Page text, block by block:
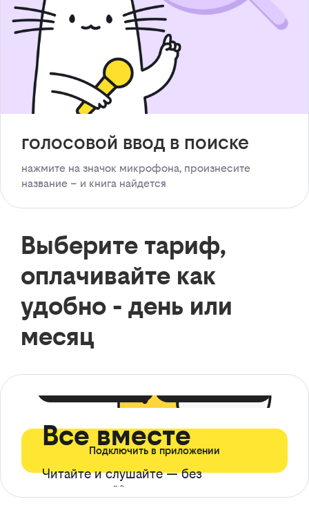
голосовой ввод в поиске
нажмите на значок микрофона, произнесите
название – и книга найдется
Выберите тариф,
оплачивайте как
удобно - день или
месяц
Все вместе
Читайте и слушайте — без
ограничений*
Подключить в приложении